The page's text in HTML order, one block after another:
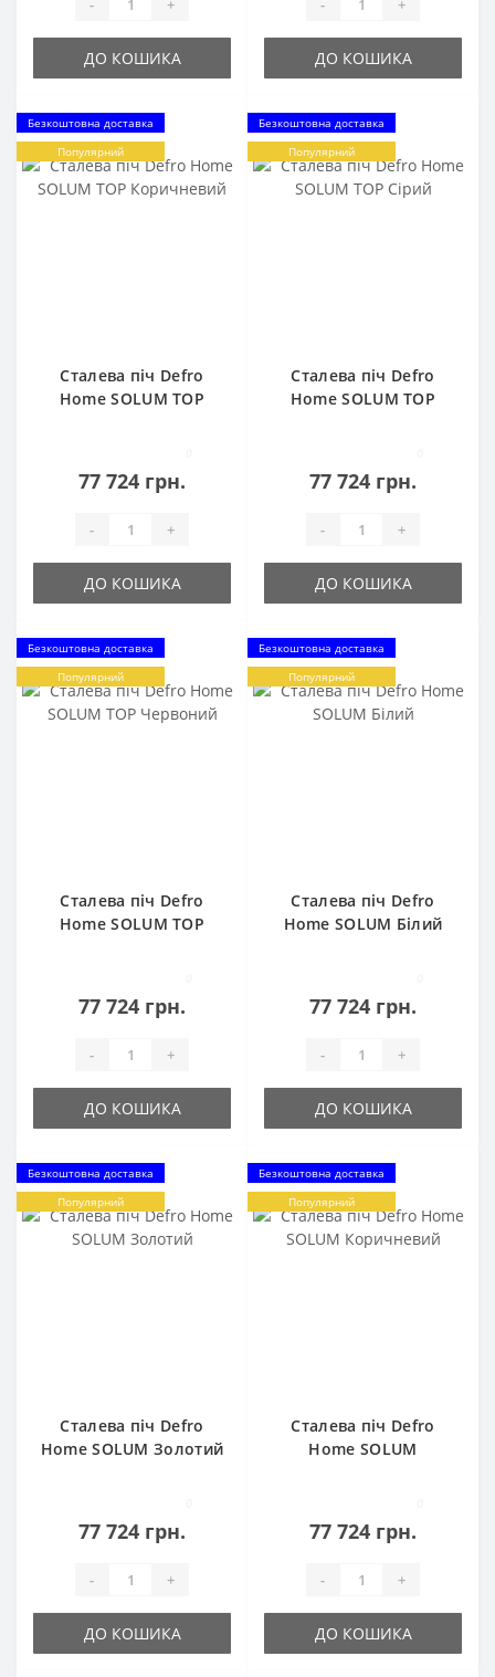
ДО КОШИКА ДО КОШИКА
Безкоштовна доставка
Популярний
Сталева піч Defro
Home SOLUM TOP
77 724 грн.
- +
ДО КОШИКА
Безкоштовна доставка
Популярний
Сталева піч Defro
Home SOLUM TOP
77 724 грн.
- +
ДО КОШИКА
Безкоштовна доставка
Популярний
Сталева піч Defro
Home SOLUM TOP
77 724 грн.
- +
ДО КОШИКА
Безкоштовна доставка
Популярний
Сталева піч Defro
Home SOLUM Білий
77 724 грн.
- +
ДО КОШИКА
Безкоштовна доставка
Популярний
Сталева піч Defro
Home SOLUM Золотий
77 724 грн.
- +
ДО КОШИКА
Безкоштовна доставка
Популярний
Сталева піч Defro
Home SOLUM
77 724 грн.
- +
ДО КОШИКА